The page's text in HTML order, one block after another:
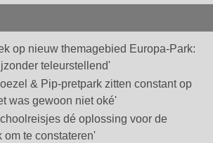
op nieuw themagebied Europa-Park:
teleurstellend'
& Pip-pretpark zitten constant op
was gewoon niet oké'
dé oplossing voor de
om te constateren'